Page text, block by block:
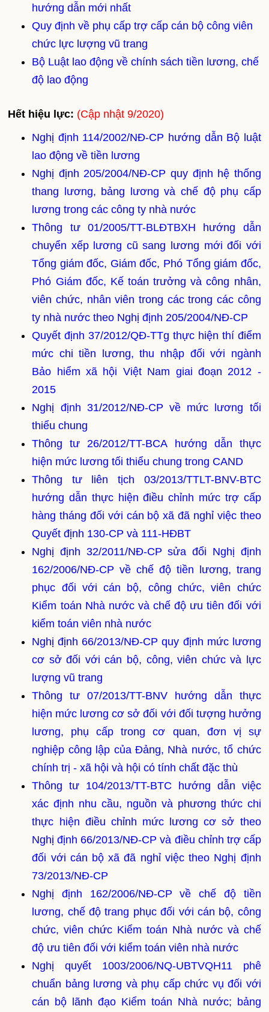
hướng dẫn mới nhất
Quy định về phụ cấp trợ cấp cán bộ công viên
chức lực lượng vũ trang
Bộ Luật lao động về chính sách tiền lương, chế
độ lao động
Hết hiệu lực: (Cập nhật 9/2020)
Nghị định 114/2002/NĐ-CP hướng dẫn Bộ luật
lao động về tiền lương
Nghị định 205/2004/NĐ-CP quy định hệ thống
thang lương, bảng lương và chế độ phụ cấp
lương trong các công ty nhà nước
Thông tư 01/2005/TT-BLĐTBXH hướng dẫn
chuyển xếp lương cũ sang lương mới đối với
Tổng giám đốc, Giám đốc, Phó Tổng giám đốc,
Phó Giám đốc, Kế toán trưởng và công nhân,
viên chức, nhân viên trong các trong các công
ty nhà nước theo Nghị định 205/2004/NĐ-CP
Quyết định 37/2012/QĐ-TTg thực hiện thí điểm
mức chi tiền lương, thu nhập đối với ngành
Bảo hiểm xã hội Việt Nam giai đoạn 2012 -
2015
Nghị định 31/2012/NĐ-CP về mức lương tối
thiểu chung
Thông tư 26/2012/TT-BCA hướng dẫn thực
hiện mức lương tối thiểu chung trong CAND
Thông tư liên tịch 03/2013/TTLT-BNV-BTC
hướng dẫn thực hiện điều chỉnh mức trợ cấp
hàng tháng đối với cán bộ xã đã nghỉ việc theo
Quyết định 130-CP và 111-HĐBT
Nghị định 32/2011/NĐ-CP sửa đổi Nghị định
162/2006/NĐ-CP về chế độ tiền lương, trang
phục đối với cán bộ, công chức, viên chức
Kiểm toán Nhà nước và chế độ ưu tiên đối với
kiểm toán viên nhà nước
Nghị định 66/2013/NĐ-CP quy định mức lương
cơ sở đối với cán bộ, công, viên chức và lực
lượng vũ trang
Thông tư 07/2013/TT-BNV hướng dẫn thực
hiện mức lương cơ sở đối với đối tượng hưởng
lương, phụ cấp trong cơ quan, đơn vị sự
nghiệp công lập của Đảng, Nhà nước, tổ chức
chính trị - xã hội và hội có tính chất đặc thù
Thông tư 104/2013/TT-BTC hướng dẫn việc
xác định nhu cầu, nguồn và phương thức chi
thực hiện điều chỉnh mức lương cơ sở theo
Nghị định 66/2013/NĐ-CP và điều chỉnh trợ cấp
đối với cán bộ xã đã nghỉ việc theo Nghị định
73/2013/NĐ-CP
Nghị định 162/2006/NĐ-CP về chế độ tiền
lương, chế độ trang phục đối với cán bộ, công
chức, viên chức Kiểm toán Nhà nước và chế
độ ưu tiên đối với kiểm toán viên nhà nước
Nghị quyết 1003/2006/NQ-UBTVQH11 phê
chuẩn bảng lương và phụ cấp chức vụ đối với
cán bộ lãnh đạo Kiểm toán Nhà nước; bảng